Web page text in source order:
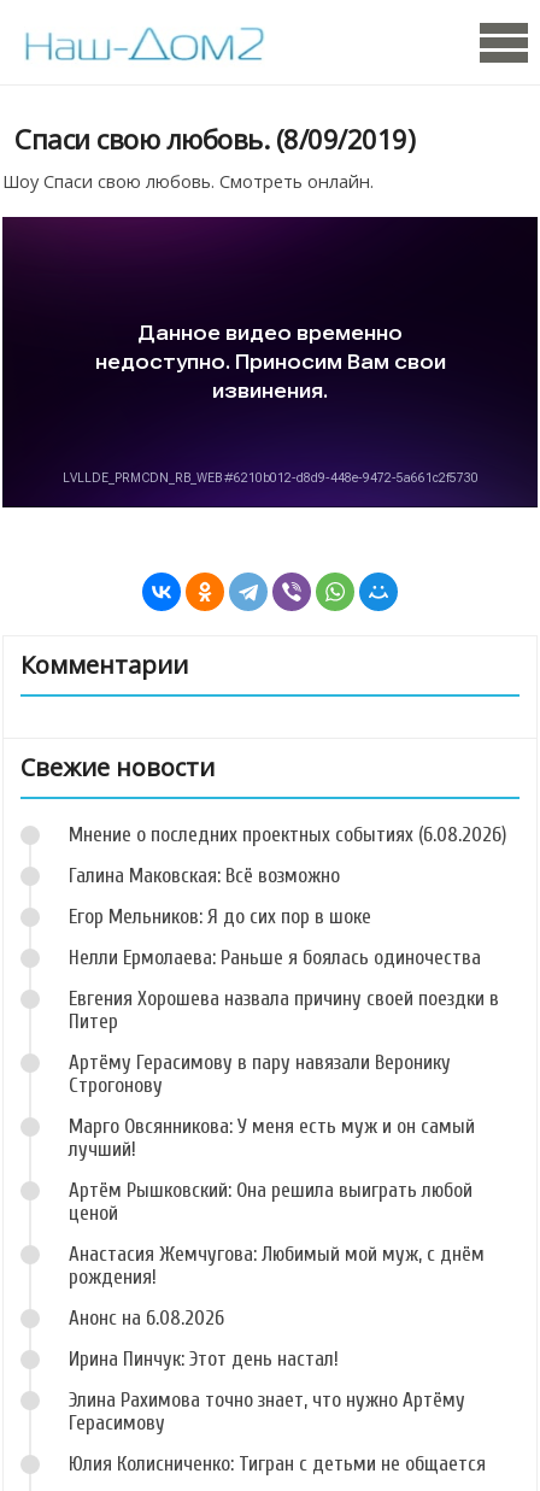
Спаси свою любовь. (8/09/2019)
Шоу Спаси свою любовь. Смотреть онлайн.
Комментарии
Свежие новости
Мнение о последних проектных событиях (6.08.2026)
Галина Маковская: Всё возможно
Егор Мельников: Я до сих пор в шоке
Нелли Ермолаева: Раньше я боялась одиночества
Евгения Хорошева назвала причину своей поездки в
Питер
Артёму Герасимову в пару навязали Веронику
Строгонову
Марго Овсянникова: У меня есть муж и он самый
лучший!
Артём Рышковский: Она решила выиграть любой
ценой
Анастасия Жемчугова: Любимый мой муж, с днём
рождения!
Анонс на 6.08.2026
Ирина Пинчук: Этот день настал!
Элина Рахимова точно знает, что нужно Артёму
Герасимову
Юлия Колисниченко: Тигран с детьми не общается